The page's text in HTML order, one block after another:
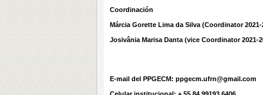
Coordinación
Márcia Gorette Lima da Silva (Coordinator
Josivânia Marisa Danta (vice Coordinator 2021-
E-mail del PPGECM: ppgecm.ufrn@gmail.com